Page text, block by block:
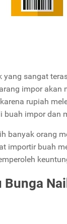
yang sangat
impor akan
rupiah
buah impor dan
banyak orang
importir buah
Bunga